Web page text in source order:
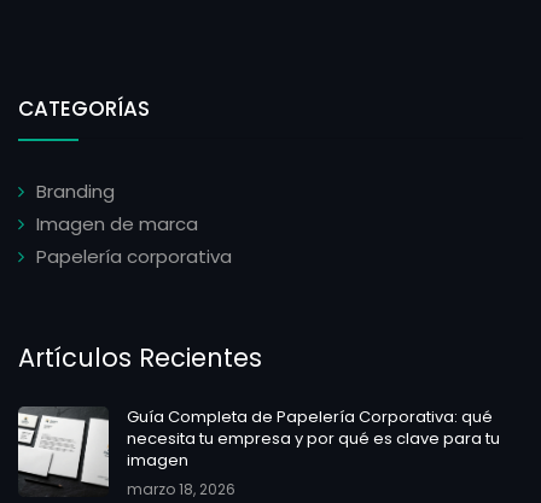
CATEGORÍAS
Branding
Imagen de marca
Papelería corporativa
Artículos Recientes
Guía Completa de Papelería Corporativa: qué
necesita tu empresa y por qué es clave para tu
imagen
marzo 18, 2026